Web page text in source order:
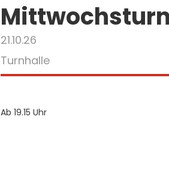
21.10.26
Turnhalle
Ab 19.15 Uhr